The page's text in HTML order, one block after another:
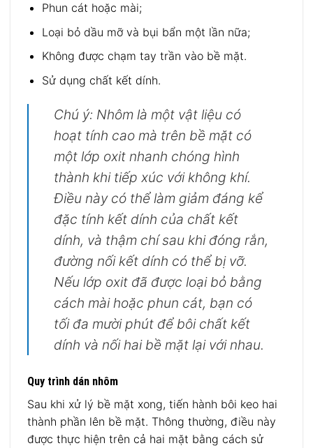
Phun cát hoặc mài;
Loại bỏ dầu mỡ và bụi bẩn một lần nữa;
Không được chạm tay trần vào bề mặt.
Sử dụng chất kết dính.
Chú ý: Nhôm là một vật liệu có
hoạt tính cao mà trên bề mặt có
một lớp oxit nhanh chóng hình
thành khi tiếp xúc với không khí.
Điều này có thể làm giảm đáng kể
đặc tính kết dính của chất kết
dính, và thậm chí sau khi đóng rắn,
đường nối kết dính có thể bị vỡ.
Nếu lớp oxit đã được loại bỏ bằng
cách mài hoặc phun cát, bạn có
tối đa mười phút để bôi chất kết
dính và nối hai bề mặt lại với nhau.
Quy trình dán nhôm
Sau khi xử lý bề mặt xong, tiến hành bôi keo hai
thành phần lên bề mặt. Thông thường, điều này
được thực hiện trên cả hai mặt bằng cách sử